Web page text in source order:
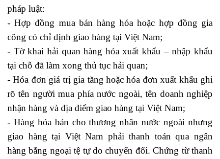
pháp luật:
- Hợp đồng mua bán hàng hóa hoặc hợp đồng gia
công có chỉ định giao hàng tại Việt Nam;
- Tờ khai hải quan hàng hóa xuất khẩu – nhập khẩu
tại chỗ đã làm xong thủ tục hải quan;
- Hóa đơn giá trị gia tăng hoặc hóa đơn xuất khẩu ghi
rõ tên người mua phía nước ngoài, tên doanh nghiệp
nhận hàng và địa điểm giao hàng tại Việt Nam;
- Hàng hóa bán cho thương nhân nước ngoài nhưng
giao hàng tại Việt Nam phải thanh toán qua ngân
hàng bằng ngoại tệ tự do chuyển đổi. Chứng từ thanh